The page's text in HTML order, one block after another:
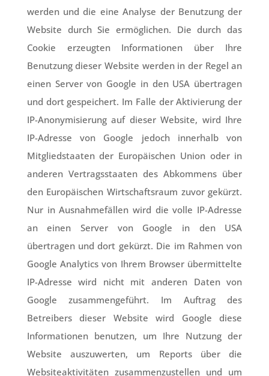
werden und die eine Analyse der Benutzung der
Website durch Sie ermöglichen. Die durch das
Cookie erzeugten Informationen über Ihre
Benutzung dieser Website werden in der Regel an
einen Server von Google in den USA übertragen
und dort gespeichert. Im Falle der Aktivierung der
IP-Anonymisierung auf dieser Website, wird Ihre
IP-Adresse von Google jedoch innerhalb von
Mitgliedstaaten der Europäischen Union oder in
anderen Vertragsstaaten des Abkommens über
den Europäischen Wirtschaftsraum zuvor gekürzt.
Nur in Ausnahmefällen wird die volle IP-Adresse
an einen Server von Google in den USA
übertragen und dort gekürzt. Die im Rahmen von
Google Analytics von Ihrem Browser übermittelte
IP-Adresse wird nicht mit anderen Daten von
Google zusammengeführt. Im Auftrag des
Betreibers dieser Website wird Google diese
Informationen benutzen, um Ihre Nutzung der
Website auszuwerten, um Reports über die
Websiteaktivitäten zusammenzustellen und um